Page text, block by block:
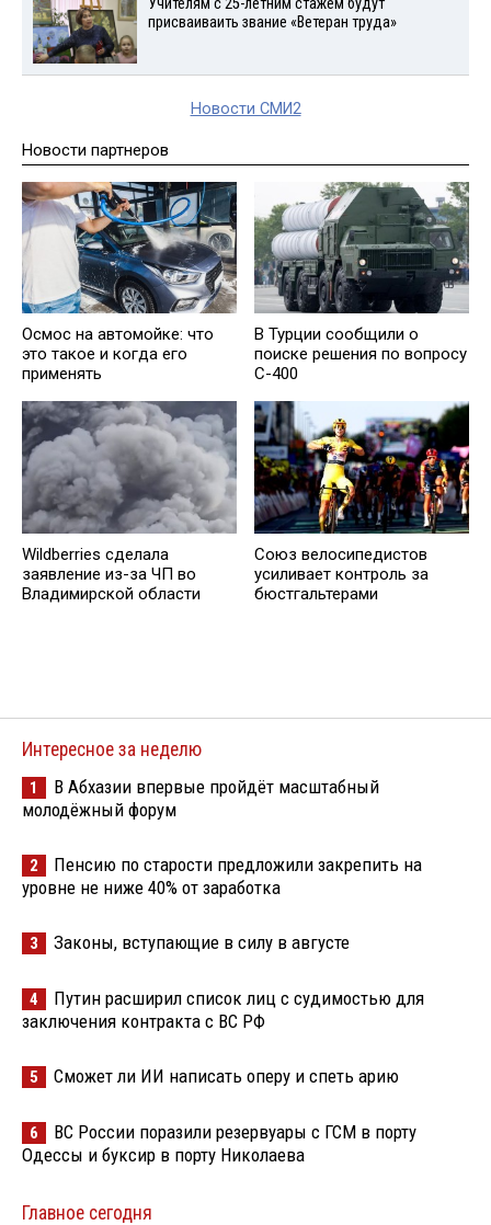
присваиваить звание «Ветеран труда»
Новости СМИ2
Новости партнеров
Осмос на автомойке: что
это такое и когда его
применять
В Турции сообщили о
поиске решения по вопросу
С-400
Wildberries cделала
заявление из-за ЧП во
Владимирской области
Союз велосипедистов
усиливает контроль за
бюстгальтерами
Интересное за неделю
1
В Абхазии впервые пройдёт масштабный
молодёжный форум
2
Пенсию по старости предложили закрепить на
уровне не ниже 40% от заработка
3 Законы, вступающие в силу в августе
4
Путин расширил список лиц с судимостью для
заключения контракта с ВС РФ
5 Сможет ли ИИ написать оперу и спеть арию
6
ВС России поразили резервуары с ГСМ в порту
Одессы и буксир в порту Николаева
Главное сегодня